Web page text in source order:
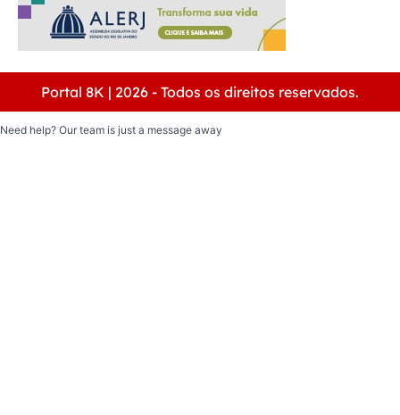
Portal 8K | 2026 - Todos os direitos reservados.
Need help? Our team is just a message away